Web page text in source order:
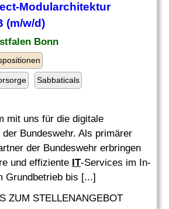
Modularchitektur
(m/w/d)
Bonn
Sabbaticals
mit uns für die digitale
Bundeswehr. Als primärer
der Bundeswehr erbringen
und effiziente IT-Services im In-
Grundbetrieb bis [...]
ZUM STELLENANGEBOT